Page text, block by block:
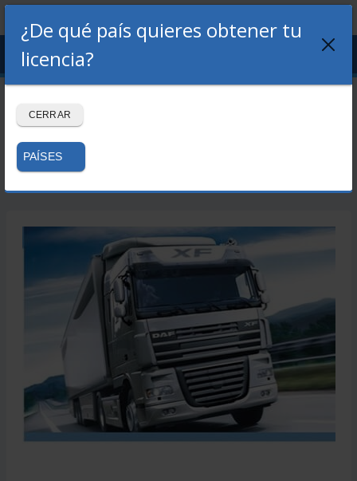
LOGIN REGISTRO
Menu
Libro permiso C +
Premium 180 días
¿De qué país quieres obtener tu
licencia?
CERRAR
PAÍSES